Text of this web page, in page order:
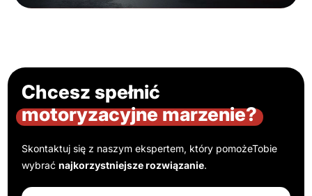
Chcesz spełnić
motoryzacyjne marzenie?
Skontaktuj się z naszym ekspertem, który pomożeTobie
wybraćnajkorzystniejsze rozwiązanie.